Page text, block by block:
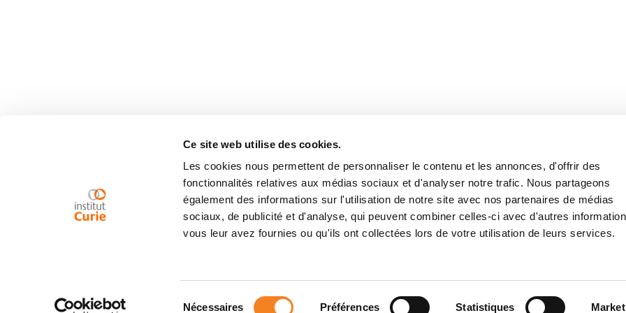
Ce site web utilise des cookies.
Les cookies nous permettent de personnaliser le contenu et les annonces, d'offrir des
fonctionnalités relatives aux médias sociaux et d'analyser notre trafic. Nous partageons
également des informations sur l'utilisation de notre site avec nos partenaires de médias
sociaux, de publicité et d'analyse, qui peuvent combiner celles-ci avec d'autres
vous leur avez fournies ou qu'ils ont collectées lors de votre utilisation de leurs services.
Nécessaires Préférences Statistiques
Mentions légales